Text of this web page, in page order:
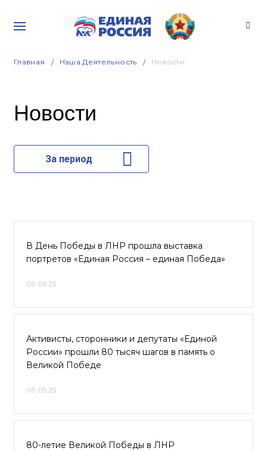
Главная Наша Деятельность Новости
Новости
За период
В День Победы в ЛНР прошла выставка
портретов «Единая Россия – единая Победа»
09.05.25
Активисты, сторонники и депутаты «Единой
России» прошли 80 тысяч шагов в память о
Великой Победе
09.05.25
80-летие Великой Победы в ЛНР